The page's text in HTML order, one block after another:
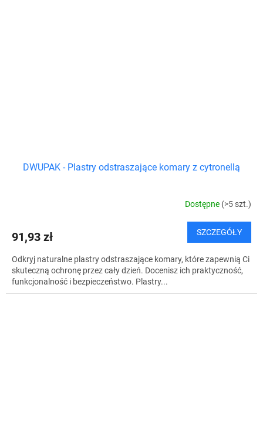
DWUPAK - Plastry odstraszające komary z cytronellą
Dostępne (>5 szt.)
91,93 zł SZCZEGÓŁY
Odkryj naturalne plastry odstraszające komary, które zapewnią Ci
skuteczną ochronę przez cały dzień. Docenisz ich praktyczność,
funkcjonalność i bezpieczeństwo. Plastry...